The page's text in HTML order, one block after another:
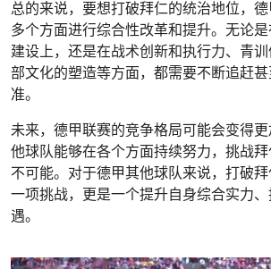
总的来说，要想打破拜仁的统治地位，
多个方面进行综合性改革和提升。无论
建设上，还是在战术创新和执行力、青
部文化的塑造等方面，都需要不断追赶
准。
未来，德甲联赛的竞争格局可能会变得
他球队能够在各个方面持续努力，挑战
不可能。对于德甲其他球队来说，打破
一项挑战，更是一个提升自身综合实力
遇。